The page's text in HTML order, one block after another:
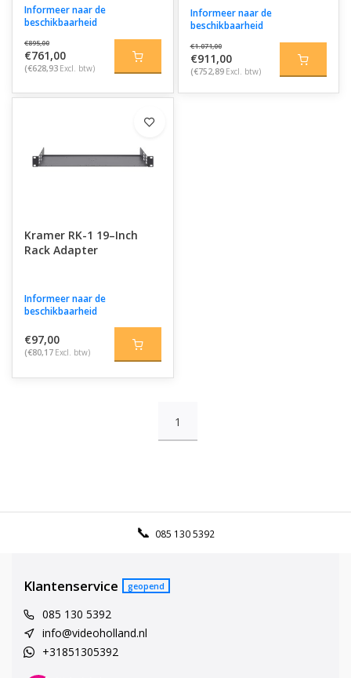
Informeer naar de
beschikbaarheid
€895,00
€761,00
(€628,93 Excl. btw)
Informeer naar de
beschikbaarheid
€1.071,00
€911,00
(€752,89 Excl. btw)
Kramer RK-1 19–Inch
Rack Adapter
Informeer naar de
beschikbaarheid
€97,00
(€80,17 Excl. btw)
1
085 130 5392
Klantenservice geopend
085 130 5392
info@videoholland.nl
+31851305392